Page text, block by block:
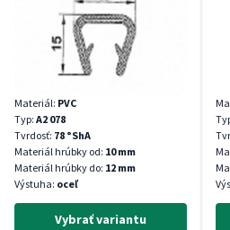
Materiál: PVC
Typ: A2 078
Tvrdosť: 78 °ShA
Materiál hrúbky od: 10 mm
Materiál hrúbky do: 12 mm
Výstuha: oceľ
Vybrať variantu